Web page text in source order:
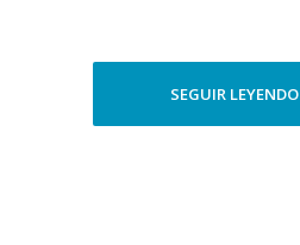
SEGUIR LEYENDO